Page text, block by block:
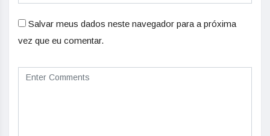
Salvar meus dados neste navegador para a próxima
vez que eu comentar.